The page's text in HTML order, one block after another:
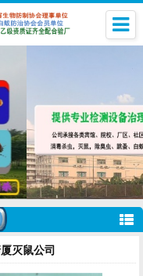
灭鼠公司